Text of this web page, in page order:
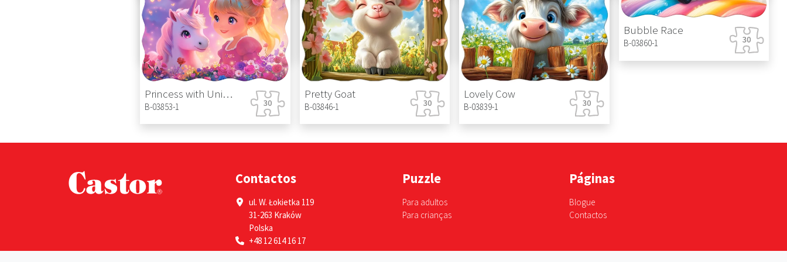
Tiger Tour
B-066339
Sweet Dreams
B-066308
Cute Kittens
B-03884-1
Bubble Race
B-03860-1
Princess with Unicorn
B-03853-1
Pretty Goat
B-03846-1
Lovely Cow
B-03839-1
Contactos
ul. W. Łokietka 119
31-263 Kraków
Polska
+48 12 614 16 17
Puzzle
Para adultos
Para crianças
Páginas
Blogue
Contactos